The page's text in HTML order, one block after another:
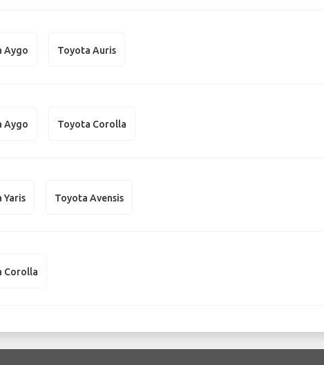
Aygo Toyota Auris
Aygo Toyota Corolla
Yaris Toyota Avensis
Corolla